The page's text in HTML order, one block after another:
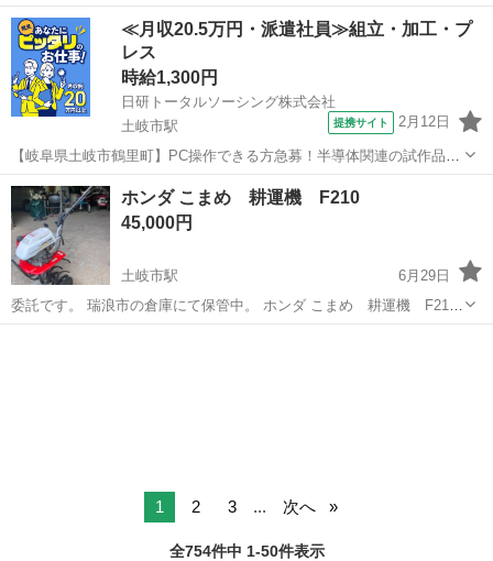
下げしました。 ロータリー式、刃が正転逆転しますので耕運がとても
楽です。 使用感少なめ、サビキズ少なくキレイです。 もちろんリコイ
ル1発始動。異...
岐阜 土岐市 土岐市駅 その他 ロータリー
≪月収20.5万円・派遣社員≫組立・加工・プ
レス
時給1,300円
日研トータルソーシング株式会社
土岐市駅
提携サイト 2月12日
【岐阜県土岐市鶴里町】PC操作できる方急募！半導体関連の試作品製
造《お仕事No.7A302-JS》 お仕事について 半導体関連の試作品製造。
機械のモニター操作や、基板を丁寧に機械へセットする作業です。機
械に投入した際の記録...
岐阜 土岐市 土岐市駅 その他
ホンダ こまめ 耕運機 F210
45,000円
土岐市駅
6月29日
委託です。 瑞浪市の倉庫にて保管中。 ホンダ こまめ 耕運機 F210
整備済み 始動性良く即戦力です。 キャブレター洗浄 オイルシール交
1 2 3 ... 次へ
全754件中 1-50件表示